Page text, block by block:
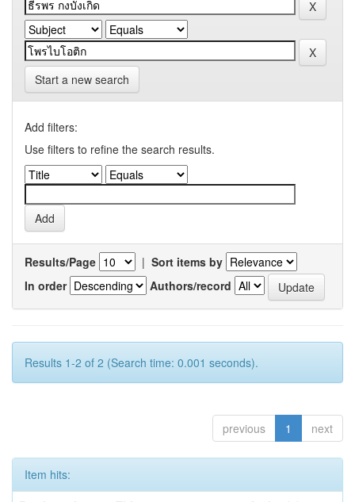
Start a new search
Add filters:
Use filters to refine the search results.
Results/Page | Sort items by
In order
Authors/record
Results 1-2 of 2 (Search time: 0.001 seconds).
previous 1 next
Item hits: